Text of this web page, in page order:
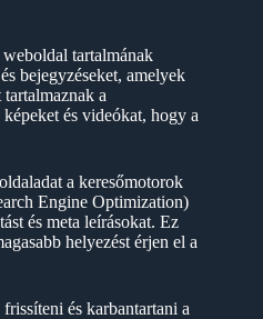
weboldal tartalmának
bejegyzéseket, amelyek
a
és videókat, hogy a
a keresőmotorok
Engine Optimization)
és meta leírásokat. Ez
helyezést érjen el a
és karbantartani a